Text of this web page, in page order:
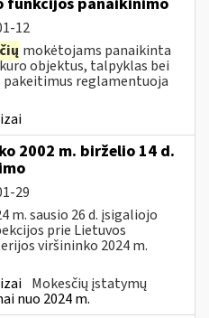
12
mokėtojams panaikinta
objektus, talpyklas bei
pakeitimus reglamentuoja
2002 m. birželio 14 d.
29
m. sausio 26 d. įsigaliojo
prie Lietuvos
viršininko 2024 m.
Mokesčių įstatymų
nuo 2024 m.